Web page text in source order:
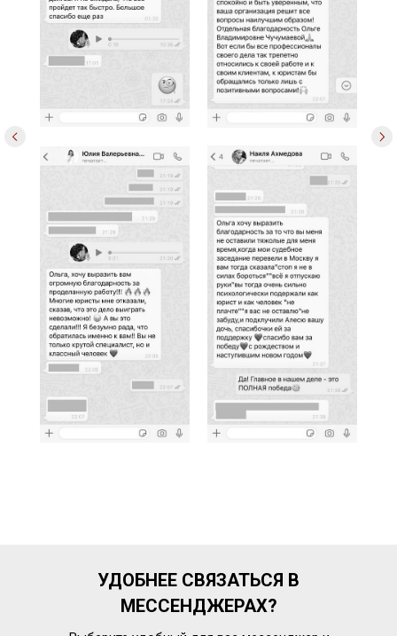
УДОБНЕЕ СВЯЗАТЬСЯ В
МЕССЕНДЖЕРАХ?